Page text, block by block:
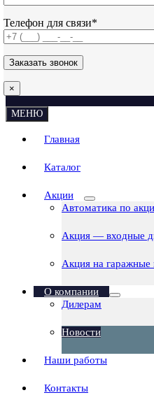
Телефон для связи*
×
МЕНЮ
Главная
Каталог
Акции
Автоматика по
Акция — входные
Акция на гаражные
О компании
Дилерам
Новости
Наши работы
Контакты